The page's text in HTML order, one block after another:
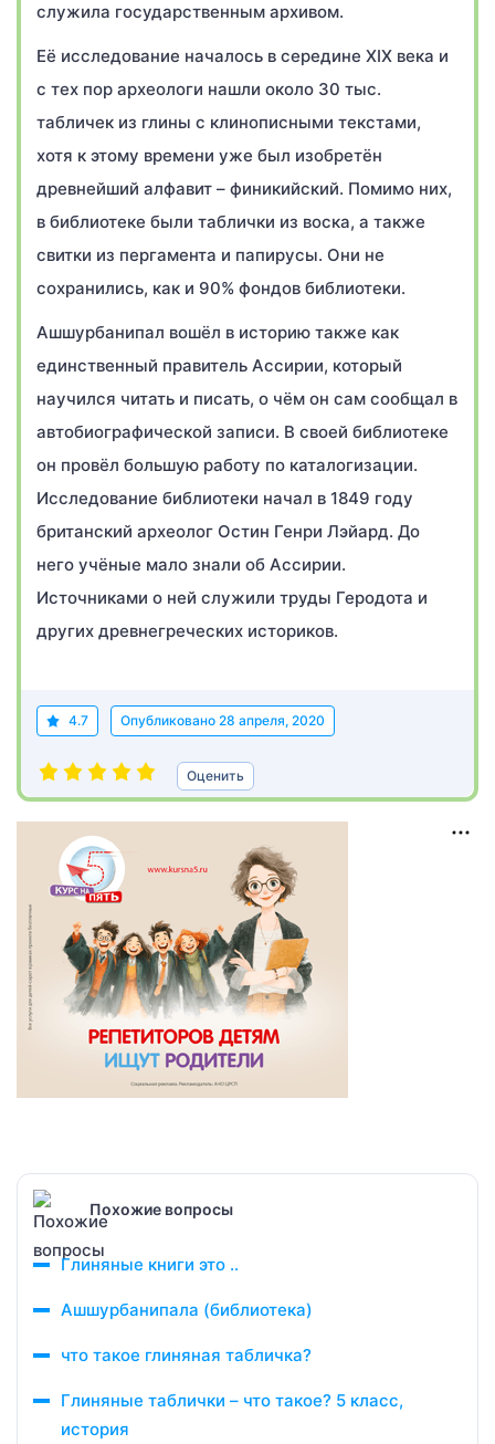
служила государственным архивом.
Её исследование началось в середине XIX века и
с тех пор археологи нашли около 30 тыс.
табличек из глины с клинописными текстами,
хотя к этому времени уже был изобретён
древнейший алфавит – финикийский. Помимо них,
в библиотеке были таблички из воска, а также
свитки из пергамента и папирусы. Они не
сохранились, как и 90% фондов библиотеки.
Ашшурбанипал вошёл в историю также как
единственный правитель Ассирии, который
научился читать и писать, о чём он сам сообщал в
автобиографической записи. В своей библиотеке
он провёл большую работу по каталогизации.
Исследование библиотеки начал в 1849 году
британский археолог Остин Генри Лэйард. До
него учёные мало знали об Ассирии.
Источниками о ней служили труды Геродота и
других древнегреческих историков.
4.7 Опубликовано 28 апреля, 2020
Оценить
Похожие вопросы
Глиняные книги это ..
Ашшурбанипала (библиотека)
что такое глиняная табличка?
Глиняные таблички – что такое? 5 класс,
история